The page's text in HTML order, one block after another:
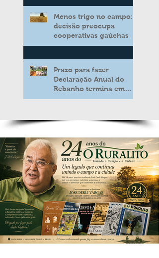
aos produtores de leite
Menos trigo no campo:
decisão preocupa
cooperativas gaúchas
Prazo para fazer
Declaração Anual do
Rebanho termina em
duas semanas